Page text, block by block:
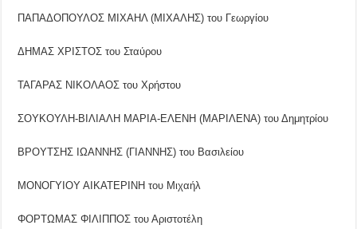
ΠΑΠΑΔΟΠΟΥΛΟΣ ΜΙΧΑΗΛ (ΜΙΧΑΛΗΣ) του Γεωργίου
ΔΗΜΑΣ ΧΡΙΣΤΟΣ του Σταύρου
ΤΑΓΑΡΑΣ ΝΙΚΟΛΑΟΣ του Χρήστου
ΣΟΥΚΟΥΛΗ-ΒΙΛΙΑΛΗ ΜΑΡΙΑ-ΕΛΕΝΗ (ΜΑΡΙΛΕΝΑ) του Δημητρίου
ΒΡΟΥΤΣΗΣ ΙΩΑΝΝΗΣ (ΓΙΑΝΝΗΣ) του Βασιλείου
ΜΟΝΟΓΥΙΟΥ ΑΙΚΑΤΕΡΙΝΗ του Μιχαήλ
ΦΟΡΤΩΜΑΣ ΦΙΛΙΠΠΟΣ του Αριστοτέλη